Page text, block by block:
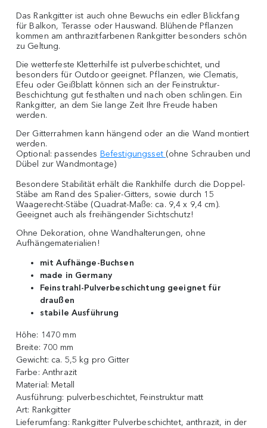
Das Rankgitter ist auch ohne Bewuchs ein edler Blickfang
für Balkon, Terasse oder Hauswand. Blühende Pflanzen
kommen am anthrazitfarbenen Rankgitter besonders schön
zu Geltung.
Die wetterfeste Kletterhilfe ist pulverbeschichtet, und
besonders für Outdoor geeignet. Pflanzen, wie Clematis,
Efeu oder Geißblatt können sich an der Feinstruktur-
Beschichtung gut festhalten und nach oben schlingen. Ein
Rankgitter, an dem Sie lange Zeit Ihre Freude haben
werden.
Der Gitterrahmen kann hängend oder an die Wand montiert
werden.
Optional: passendes Befestigungsset (ohne Schrauben und
Dübel zur Wandmontage)
Besondere Stabilität erhält die Rankhilfe durch die Doppel-
Stäbe am Rand des Spalier-Gitters, sowie durch 15
Waagerecht-Stäbe (Quadrat-Maße: ca. 9,4 x 9,4 cm).
Geeignet auch als freihängender Sichtschutz!
Ohne Dekoration, ohne Wandhalterungen, ohne
Aufhängematerialien!
mit Aufhänge-Buchsen
made in Germany
Feinstrahl-Pulverbeschichtung geeignet für
draußen
stabile Ausführung
Höhe: 1470 mm
Breite: 700 mm
Gewicht: ca. 5,5 kg pro Gitter
Farbe: Anthrazit
Material: Metall
Ausführung: pulverbeschichtet, Feinstruktur matt
Art: Rankgitter
Lieferumfang: Rankgitter Pulverbeschichtet, anthrazit, in der